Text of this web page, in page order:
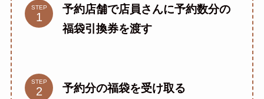
STEP
予約店舗で店員さんに予約数分の
福袋引換券を渡す
STEP
予約分の福袋を受け取る